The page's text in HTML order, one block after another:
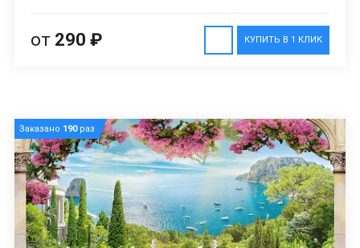
КУПИТЬ В 1 КЛИК
от 290 ₽
Заказано 190раз